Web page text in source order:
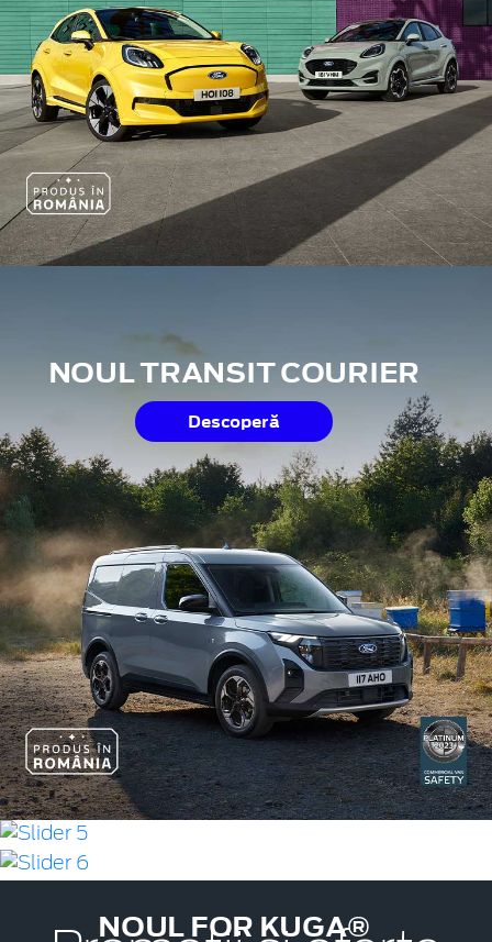
NOUL TRANSIT COURIER
Descoperă
NOUL FOR KUGA®